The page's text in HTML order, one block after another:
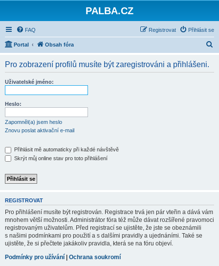
PALBA.CZ
FAQ Přihlásit se
Registrovat
Portal Obsah fóra
Pro zobrazení profilů musíte být zaregistrováni a přihlášeni.
Uživatelské jméno:
Heslo:
Zapomněl(a) jsem heslo
Znovu poslat aktivační e-mail
Přihlásit mě automaticky při každé návštěvě
Skrýt můj online stav pro toto přihlášení
REGISTROVAT
Pro přihlášení musíte být registrován. Registrace trvá jen pár vteřin a dává vám
mnohem větší možnosti. Administrátor fóra též může dávat rozšířené pravomoci
registrovaným uživatelům. Před registrací se ujistěte, že jste se obeznámili
s našimi podmínkami pro použití a s dalšími pravidly a ujednáními. Také se
ujistěte, že si přečtete jakákoliv pravidla, která se na fóru objeví.
Podmínky pro užívání | Ochrana soukromí